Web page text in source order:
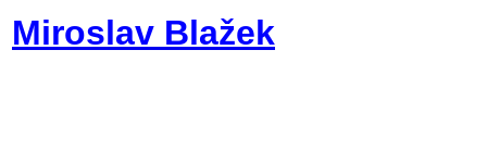
Miroslav Blažek